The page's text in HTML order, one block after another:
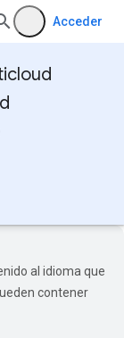
Acceder
al idioma que
contener